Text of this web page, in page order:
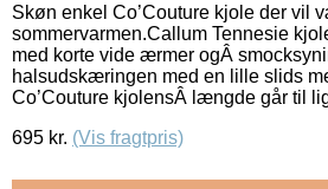
Skøn enkel Co’Couture kjole der vil
sommervarmen.Callum Tennesie
med korte vide ærmer ogÂ
halsudskæringen med en lille slids
Co’Couture kjolensÂ længde går til
695 kr. (Vis fragtpris)